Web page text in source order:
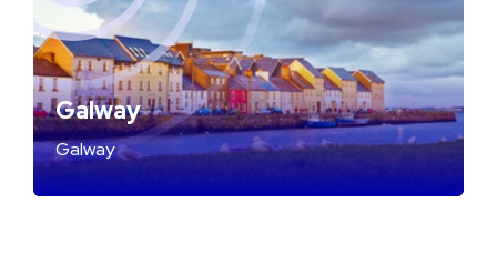
Galway
Galway